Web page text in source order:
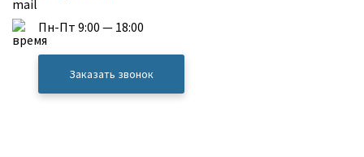
Пн-Пт 9:00 — 18:00
Заказать звонок